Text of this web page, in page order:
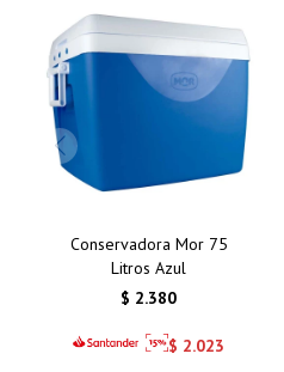
Conservadora Mor 75
Litros Azul
$ 2.380
$ 2.023